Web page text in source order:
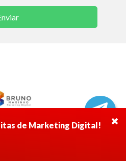
de Marketing Digital!
Marinho. Todos os direitos